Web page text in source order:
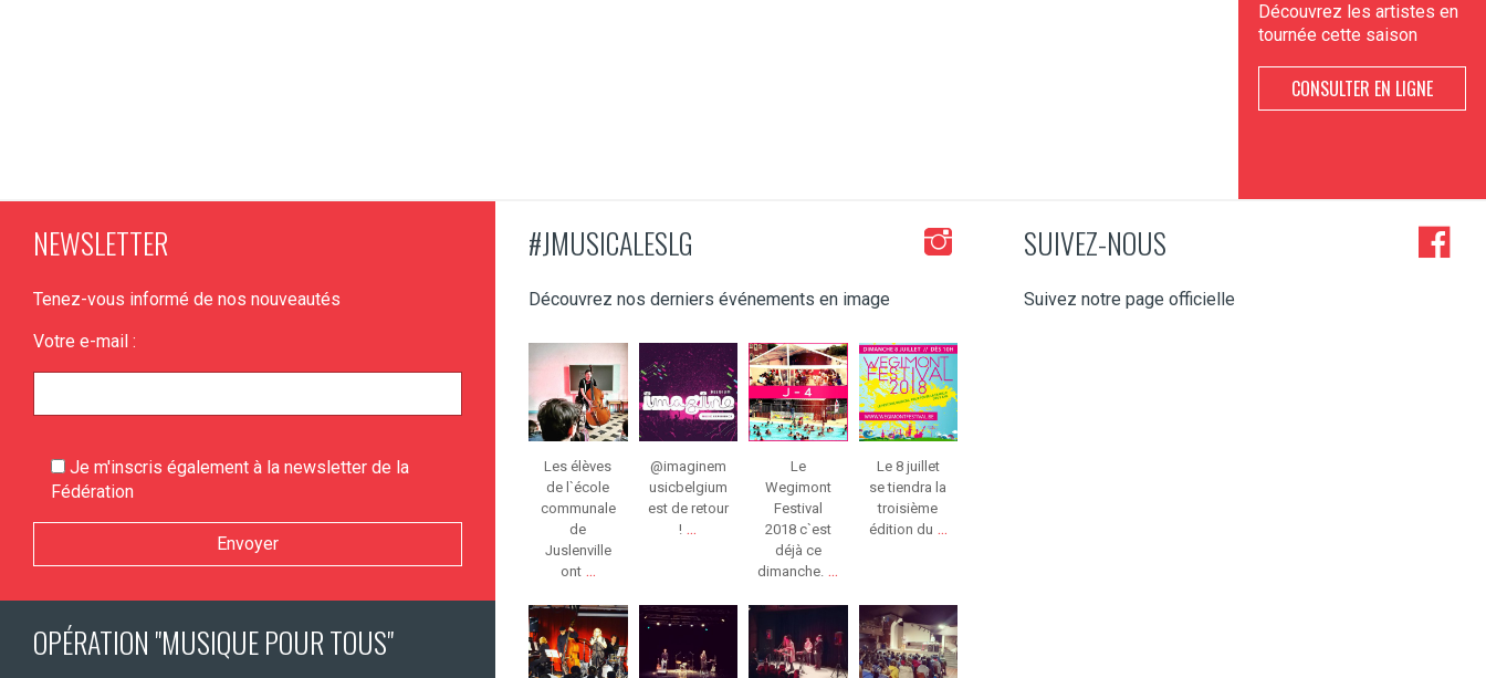
Découvrez les artistes en
tournée cette saison
CONSULTER EN LIGNE
NEWSLETTER
Tenez-vous informé de nos nouveautés
Votre e-mail :
Je m'inscris également à la newsletter de la
Fédération
OPÉRATION "MUSIQUE POUR TOUS"
#JMUSICALESLG
Découvrez nos derniers événements en image
jeunessesmusical
eslg
Mar 8
Les élèves
de l`école
communale
de
Juslenville
ont ...
jeunessesmusical
eslg
Mar 3
@imaginem
usicbelgium
est de retour
! ...
jeunessesmusical
eslg
Juil 4
Le
Wegimont
Festival
2018 c`est
déjà ce
dimanche. ...
jeunessesmusical
eslg
Juin 13
Le 8 juillet
se tiendra la
troisième
édition du ...
jeunessesmusical
eslg
Mar 9
jeunessesmusical
Fév 26
eslg
Fév 21
jeunessesmusical
eslg
Fév 8
SUIVEZ-NOUS
Suivez notre page officielle